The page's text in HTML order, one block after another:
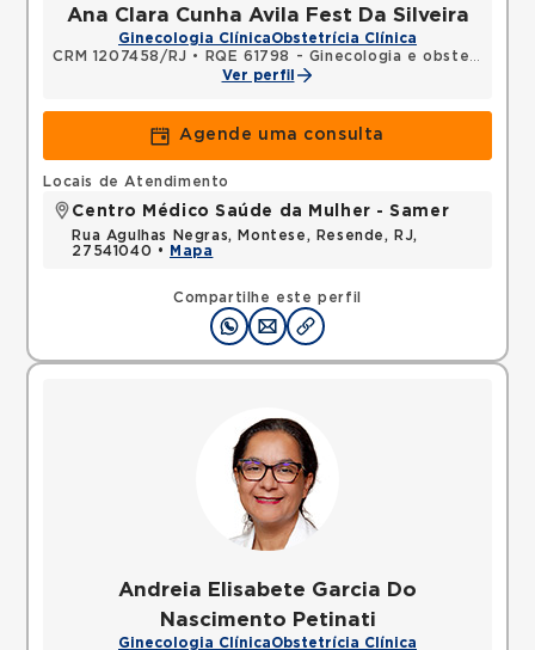
Ana Clara Cunha Avila Fest Da Silveira
Ginecologia ClínicaObstetrícia Clínica
CRM 1207458/RJ •
RQE 61798 - Ginecologia e obstetrícia
Ver perfil
Agende uma consulta
Compartilhe este perfil
Locais de Atendimento
Centro Médico Saúde da Mulher - Samer
Rua Agulhas Negras, Montese, Resende, RJ,
27541040 •
Mapa
Andreia Elisabete Garcia Do
Nascimento Petinati
Ginecologia ClínicaObstetrícia Clínica